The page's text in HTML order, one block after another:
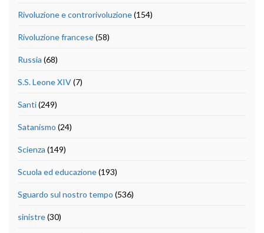
Rivoluzione e controrivoluzione(154)
Rivoluzione francese(58)
Russia (68)
S.S. Leone XIV(7)
Santi(249)
Satanismo (24)
Scienza (149)
Scuola ed educazione(193)
Sguardo sul nostro tempo (536)
sinistre(30)